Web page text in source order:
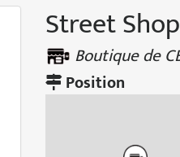
Street
Boutique de
Position